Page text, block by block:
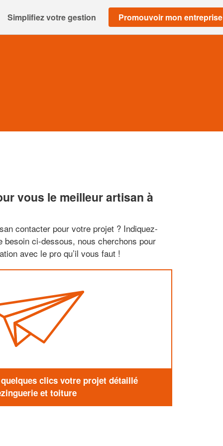
Simplifiez votre gestion Promouvoir mon entreprise
vous le meilleur artisan à
contacter pour votre projet ? Indiquez-
besoin ci-dessous, nous cherchons pour
avec le pro qu’il vous faut !
clics votre projet détaillé
et toiture